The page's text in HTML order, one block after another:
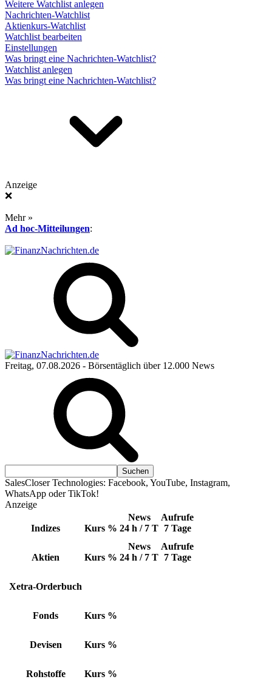
Weitere Watchlist anlegen
Nachrichten-Watchlist
Aktienkurs-Watchlist
Watchlist bearbeiten
Einstellungen
Was bringt eine Nachrichten-Watchlist?
Watchlist anlegen
Was bringt eine Nachrichten-Watchlist?
Anzeige
❌
Mehr »
Ad hoc-Mitteilungen:
Freitag, 07.08.2026 - Börsentäglich über 12.000 News
SalesCloser Technologies: Facebook, YouTube, Instagram,
WhatsApp oder TikTok!
Anzeige
Indizes Kurs %
News
24 h / 7 T
Aufrufe
7 Tage
Aktien Kurs %
News
24 h / 7 T
Aufrufe
7 Tage
Xetra-Orderbuch
Fonds Kurs %
Devisen Kurs %
Rohstoffe Kurs %